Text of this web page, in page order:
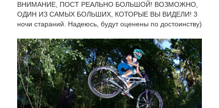
ВНИМАНИЕ, ПОСТ РЕАЛЬНО БОЛЬШОЙ! ВОЗМОЖНО,
ОДИН ИЗ САМЫХ БОЛЬШИХ, КОТОРЫЕ ВЫ ВИДЕЛИ! 3
ночи стараний. Надеюсь, будут оценены по достоинству)